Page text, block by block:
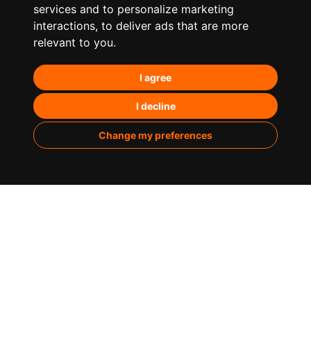
services and to personalize marketing
interactions, to deliver ads that are more
relevant to you.
I agree
I decline
Change my preferences
¿Qué hacemos?
Posicionamiento en IA’s
Paid Media
Marketing de contenidos
Analítica